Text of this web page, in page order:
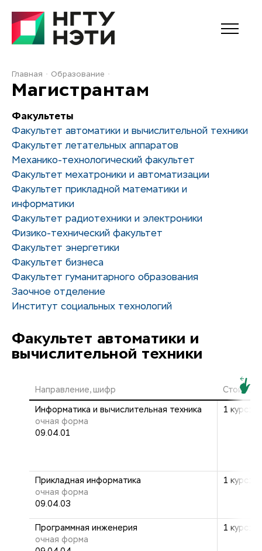
Главная Образование
Магистрантам
Факультеты
Факультет автоматики и вычислительной техники
Факультет летательных аппаратов
Механико-технологический факультет
Факультет мехатроники и автоматизации
Факультет прикладной математики и
информатики
Факультет радиотехники и электроники
Физико-технический факультет
Факультет энергетики
Факультет бизнеса
Факультет гуманитарного образования
Заочное отделение
Институт социальных технологий
Факультет автоматики и
вычислительной техники
Направление, шифр
Информатика и вычислительная техника
очная форма
09.04.01
1 курс:
Прикладная информатика
очная форма
09.04.03
1 курс:
Программная инженерия
очная форма
1 курс: